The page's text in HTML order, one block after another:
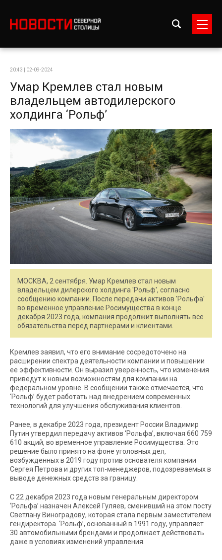
20:43 | 02-09-2024
Умар Кремлев стал новым
владельцем автодилерского
холдинга ‘Рольф’
МОСКВА, 2 сентября. Умар Кремлев стал новым
владельцем дилерского холдинга 'Рольф', согласно
сообщению компании. После передачи активов 'Рольфа'
во временное управление Росимущества в конце
декабря 2023 года, компания продолжит выполнять все
обязательства перед партнерами и клиентами.
Кремлев заявил, что его внимание сосредоточено на
расширении спектра деятельности компании и повышении
ее эффективности. Он выразил уверенность, что изменения
приведут к новым возможностям для компании на
федеральном уровне. В сообщении также отмечается, что
‘Рольф’ будет работать над внедрением современных
технологий для улучшения обслуживания клиентов.
Ранее, в декабре 2023 года, президент России Владимир
Путин утвердил передачу активов ‘Рольфа’, включая 660 759
610 акций, во временное управление Росимущества. Это
решение было принято на фоне уголовных дел,
возбужденных в 2019 году против основателя компании
Сергея Петрова и других топ-менеджеров, подозреваемых в
выводе денежных средств за границу.
С 22 декабря 2023 года новым генеральным директором
‘Рольфа’ назначен Алексей Гуляев, сменивший на этом посту
Светлану Виноградову, которая стала первым заместителем
гендиректора. ‘Рольф’, основанный в 1991 году, управляет
30 автомобильными брендами и продолжает действовать
даже в условиях изменений управления.